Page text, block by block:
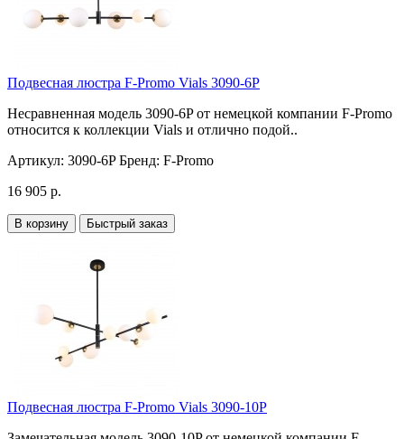
Подвесная люстра F-Promo Vials 3090-6P
Несравненная модель 3090-6P от немецкой компании F-Promo
относится к коллекции Vials и отлично подой..
Артикул: 3090-6P Бренд: F-Promo
16 905 р.
В корзину Быстрый заказ
Подвесная люстра F-Promo Vials 3090-10P